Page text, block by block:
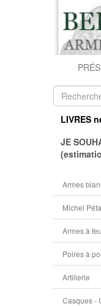
LIVRES
JE
Armes
Michel
Armes à
Poires à
Artillerie
Casques -